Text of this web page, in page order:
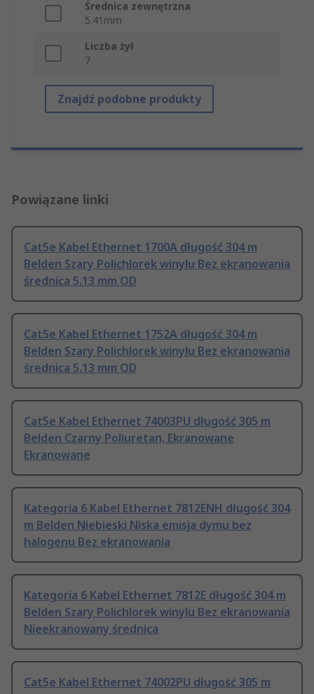
Średnica zewnętrzna
5.41mm
Liczba żył
7
Znajdź podobne produkty
Powiązane linki
Cat5e Kabel Ethernet 1700A długość 304 m
Belden Szary Polichlorek winylu Bez ekranowania
średnica 5.13 mm OD
Cat5e Kabel Ethernet 1752A długość 304 m
Belden Szary Polichlorek winylu Bez ekranowania
średnica 5.13 mm OD
Cat5e Kabel Ethernet 74003PU długość 305 m
Belden Czarny Poliuretan, Ekranowane
Ekranowane
Kategoria 6 Kabel Ethernet 7812ENH długość 304
m Belden Niebieski Niska emisja dymu bez
halogenu Bez ekranowania
Kategoria 6 Kabel Ethernet 7812E długość 304 m
Belden Szary Polichlorek winylu Bez ekranowania
Nieekranowany średnica
Cat5e Kabel Ethernet 74002PU długość 305 m